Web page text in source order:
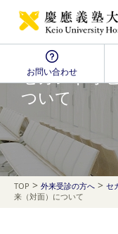
お問い合わせ
セカンドオ
ついて
TOP > 外来受診の方へ > セ
来（対面）について